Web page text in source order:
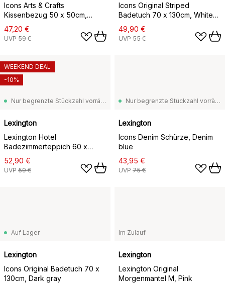
Icons Arts & Crafts
Kissenbezug 50 x 50cm,
Beige-white
47,20 €
UVP 59 €
Icons Original Striped
Badetuch 70 x 130cm, White-
gray
49,90 €
UVP 55 €
Nur begrenzte Stückzahl vorrätig
Lexington
Lexington Hotel
Badezimmerteppich 60 x
90cm, Hellgrau
52,90 €
UVP 59 €
WEEKEND DEAL
-10%
Nur begrenzte Stückzahl vorrätig
Lexington
Icons Denim Schürze, Denim
blue
43,95 €
UVP 75 €
Auf Lager
Lexington
Icons Original Badetuch 70 x
130cm, Dark gray
Im Zulauf
Lexington
Lexington Original
Morgenmantel M, Pink